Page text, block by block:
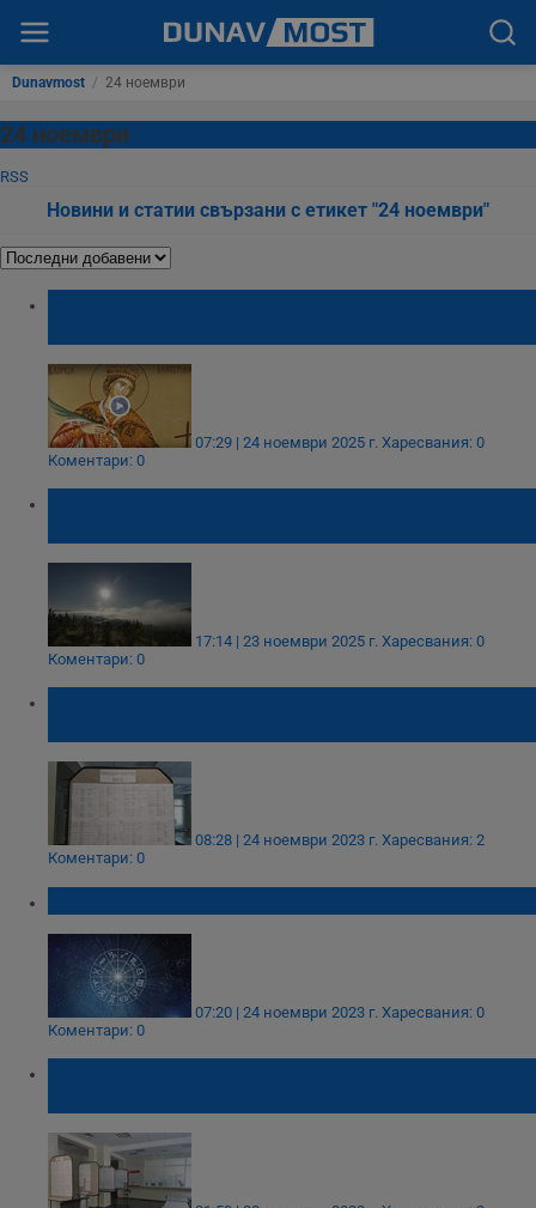
Dunavmost / 24 ноември
24 ноември
RSS
Новини и статии свързани с етикет "24 ноември"
07:29 | 24 ноември 2025 г. Харесвания: 0
Коментари: 0
17:14 | 23 ноември 2025 г. Харесвания: 0
Коментари: 0
08:28 | 24 ноември 2023 г. Харесвания: 2
Коментари: 0
07:20 | 24 ноември 2023 г. Харесвания: 0
Коментари: 0